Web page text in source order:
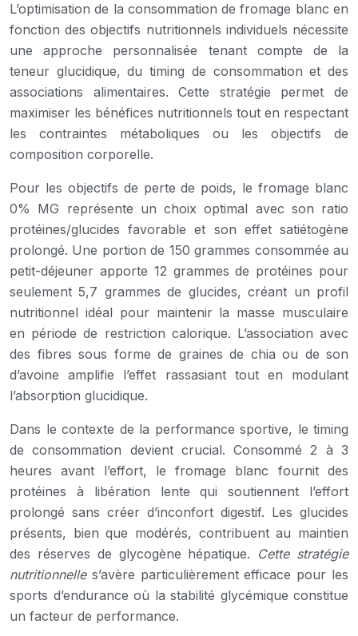
L’optimisation de la consommation de fromage blanc en
fonction des objectifs nutritionnels individuels nécessite
une approche personnalisée tenant compte de la
teneur glucidique, du timing de consommation et des
associations alimentaires. Cette stratégie permet de
maximiser les bénéfices nutritionnels tout en respectant
les contraintes métaboliques ou les objectifs de
composition corporelle.
Pour les objectifs de perte de poids, le fromage blanc
0% MG représente un choix optimal avec son ratio
protéines/glucides favorable et son effet satiétogène
prolongé. Une portion de 150 grammes consommée au
petit-déjeuner apporte 12 grammes de protéines pour
seulement 5,7 grammes de glucides, créant un profil
nutritionnel idéal pour maintenir la masse musculaire
en période de restriction calorique. L’association avec
des fibres sous forme de graines de chia ou de son
d’avoine amplifie l’effet rassasiant tout en modulant
l’absorption glucidique.
Dans le contexte de la performance sportive, le timing
de consommation devient crucial. Consommé 2 à 3
heures avant l’effort, le fromage blanc fournit des
protéines à libération lente qui soutiennent l’effort
prolongé sans créer d’inconfort digestif. Les glucides
présents, bien que modérés, contribuent au maintien
des réserves de glycogène hépatique. Cette stratégie
nutritionnelles’avère particulièrement efficace pour les
sports d’endurance où la stabilité glycémique constitue
un facteur de performance.